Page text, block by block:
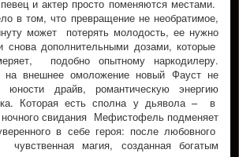
и актер просто поменяются местами.
в том, что превращение не необратимое,
может потерять молодость, ее нужно
снова дополнительными дозами, которые
подобно опытному наркодилеру.
на внешнее омоложение новый Фауст не
юности драйв, романтическую энергию
Которая есть сполна у дьявола – в
ночного свидания Мефистофель подменяет
в себе героя: после любовного
магия, созданная богатым